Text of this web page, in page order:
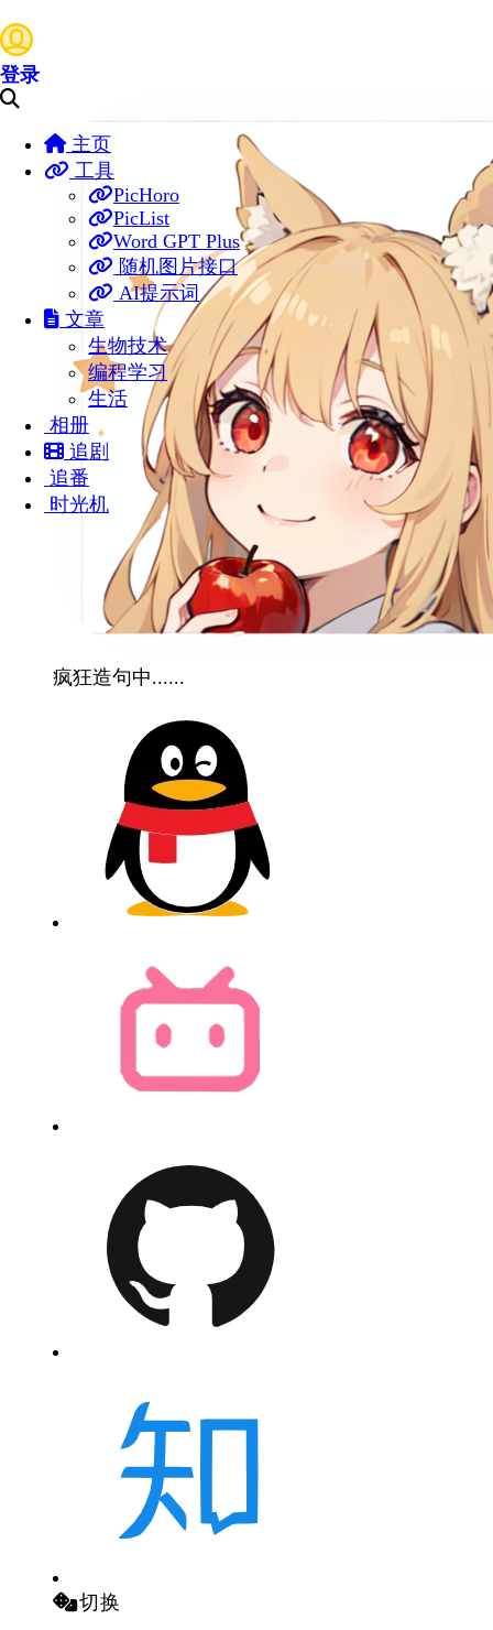
登录
主页
工具
PicHoro
PicList
Word GPT Plus
随机图片接口
AI提示词
文章
生物技术
编程学习
生活
相册
追剧
追番
时光机
疯狂造句中......
切换